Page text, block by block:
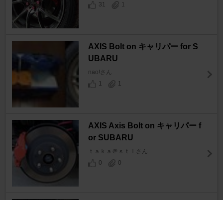
31
1
AXIS Bolt on キャリパー for S
UBARU
nao!さん
1
1
AXIS Axis Bolt on キャリパー f
or SUBARU
ｔａｋａ＠ｓｔｉさん
0
0